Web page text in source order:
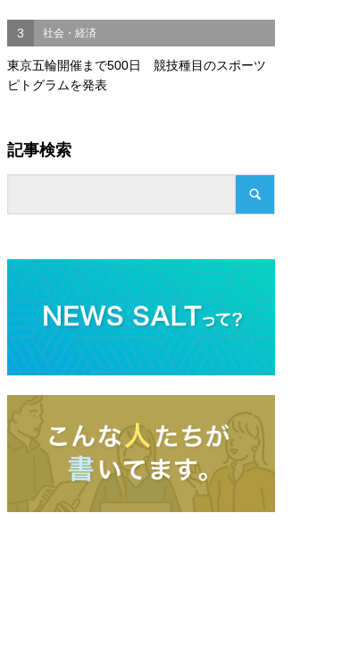
3 社会・経済
東京五輪開催まで500日 競技種目のスポーツ
ピトグラムを発表
記事検索